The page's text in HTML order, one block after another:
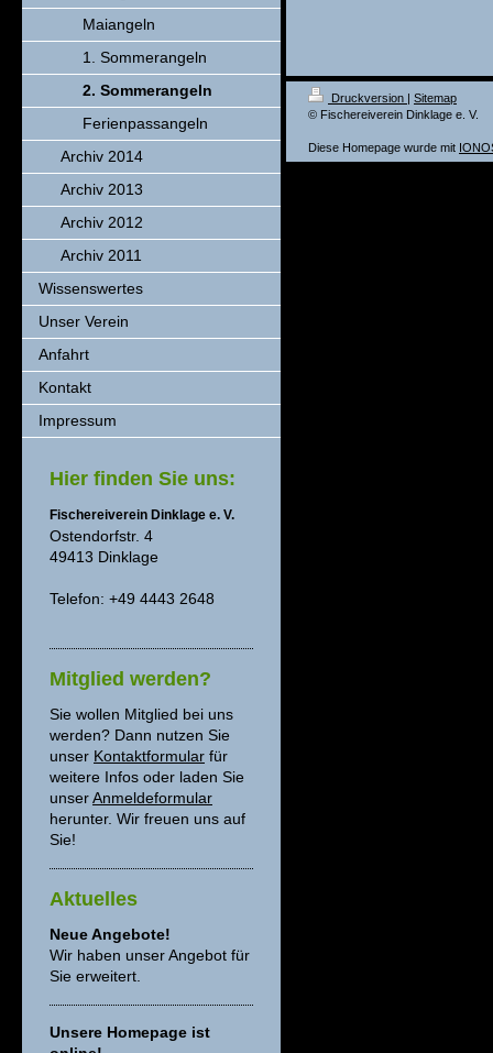
Maiangeln
1. Sommerangeln
2. Sommerangeln
Ferienpassangeln
Archiv 2014
Archiv 2013
Archiv 2012
Archiv 2011
Wissenswertes
Unser Verein
Anfahrt
Kontakt
Impressum
Hier finden Sie uns:
Fischereiverein Dinklage e. V.
Ostendorfstr. 4
49413 Dinklage
Telefon: +49 4443 2648
Mitglied werden?
Sie wollen Mitglied bei uns
werden? Dann nutzen Sie
unser Kontaktformular für
weitere Infos oder laden Sie
unserAnmeldeformular
herunter. Wir freuen uns auf
Sie!
Aktuelles
Neue Angebote!
Wir haben unser Angebot für
Sie erweitert.
Unsere Homepage ist
Druckversion | Sitemap
© Fischereiverein Dinklage e. V.
Diese Homepage wurde mit